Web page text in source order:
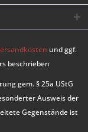
und ggf.
beschrieben
gem. § 25a UStG
Ausweis der
Gegenstände ist